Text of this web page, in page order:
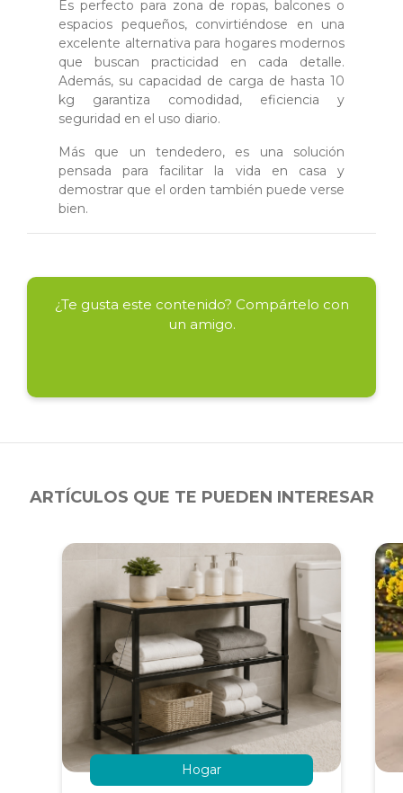
Es perfecto para zona de ropas, balcones o
espacios pequeños, convirtiéndose en una
excelente alternativa para hogares modernos
que buscan practicidad en cada detalle.
Además, su capacidad de carga de hasta 10
kg garantiza comodidad, eficiencia y
seguridad en el uso diario.
Más que un tendedero, es una solución
pensada para facilitar la vida en casa y
demostrar que el orden también puede verse
bien.
¿Te gusta este contenido? Compártelo con
un amigo.
ARTÍCULOS QUE TE PUEDEN INTERESAR
Hogar